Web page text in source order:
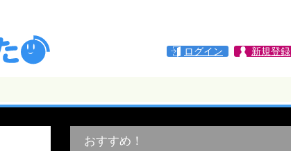
ログイン 新規登録
おすすめ！